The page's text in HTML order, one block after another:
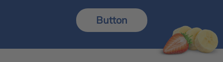
Button